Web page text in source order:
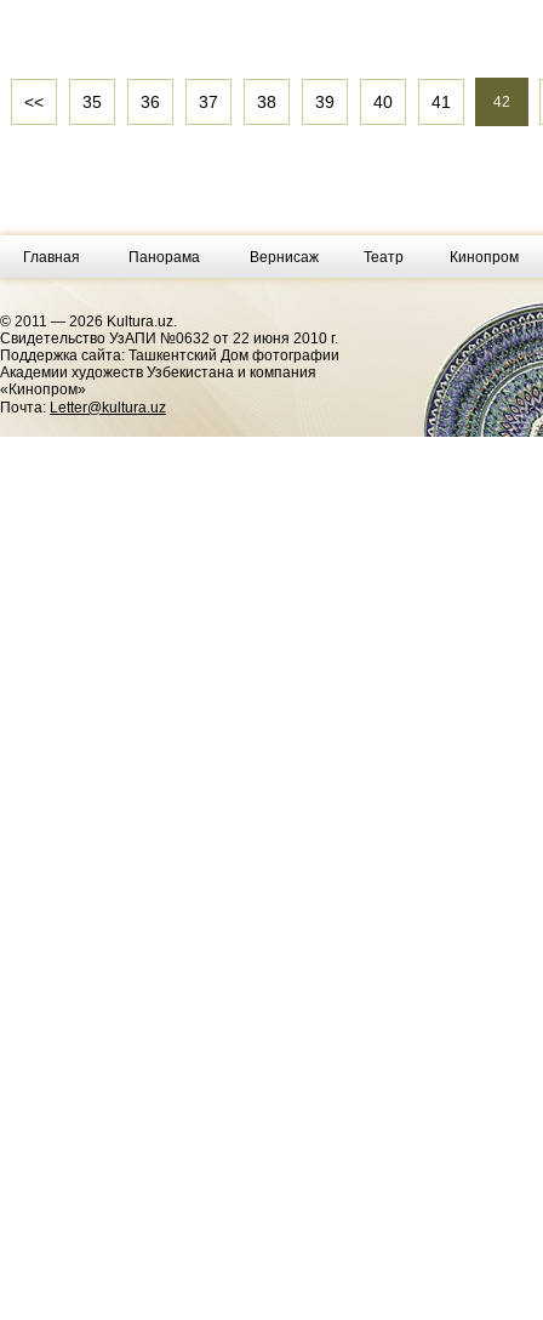
<< 35 36 37 38 39 40 41 42
Главная Панорама Вернисаж Театр Кинопром
© 2011 — 2026 Kultura.uz.
Cвидетельство УзАПИ №0632 от 22 июня 2010 г.
Поддержка сайта: Ташкентский Дом фотографии
Академии художеств Узбекистана и компания
«Кинопром»
Почта: Letter@kultura.uz